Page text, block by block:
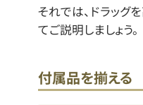
それでは、ドラッグ
てご説明しましょう。
付属品を揃える